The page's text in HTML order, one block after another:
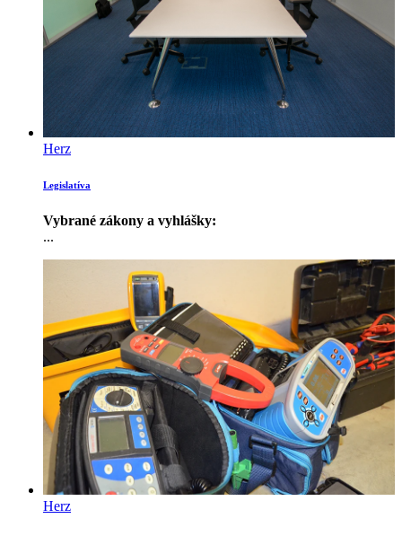
Herz
Legislatíva
Vybrané zákony a vyhlášky:
...
Herz